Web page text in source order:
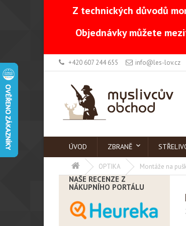
Z technických důvodů
Objednávky můžete
+420 607 244 655 info@les-lov.cz
ÚVOD ZBRANĚ
OPTIKA Montáže na
NAŠE RECENZE Z
NÁKUPNÍHO PORTÁLU